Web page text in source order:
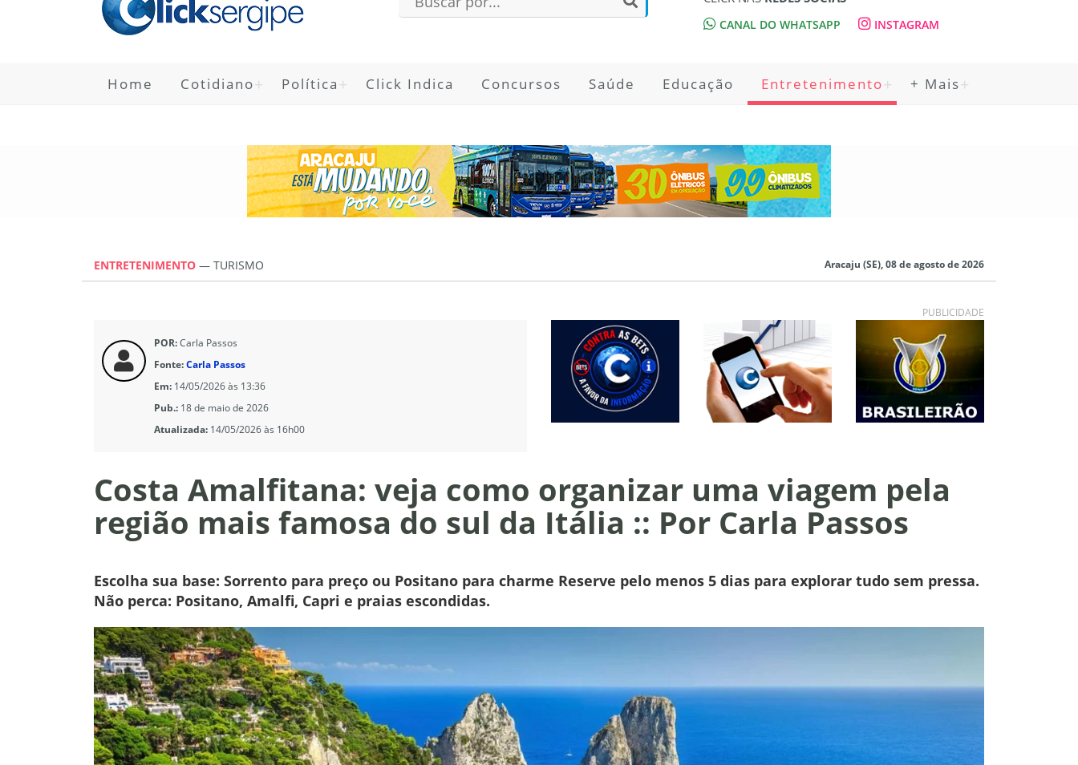
CANAL DO WHATSAPP INSTAGRAM
Home Cotidiano Política Click Indica Concursos Saúde Educação Entretenimento + Mais
ENTRETENIMENTO — TURISMO Aracaju (SE), 08 de agosto de 2026
PUBLICIDADE
POR:Carla Passos
Fonte:Carla Passos
Em: 14/05/2026 às 13:36
Pub.: 18 de maio de 2026
Atualizada: 14/05/2026 às 16h00
Costa Amalfitana: veja como organizar uma viagem pela
região mais famosa do sul da Itália :: Por Carla Passos
Escolha sua base: Sorrento para preço ou Positano para charme Reserve pelo menos 5 dias para explorar tudo sem pressa.
Não perca: Positano, Amalfi, Capri e praias escondidas.